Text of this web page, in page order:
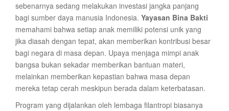
sebenarnya sedang melakukan investasi jangka panjang
bagi sumber daya manusia Indonesia. Yayasan Bina Bakti
memahami bahwa setiap anak memiliki potensi unik yang
jika diasah dengan tepat, akan memberikan kontribusi besar
bagi negara di masa depan. Upaya menjaga mimpi anak
bangsa bukan sekadar memberikan bantuan materi,
melainkan memberikan kepastian bahwa masa depan
mereka tetap cerah meskipun berada dalam keterbatasan.
Program yang dijalankan oleh lembaga filantropi biasanya